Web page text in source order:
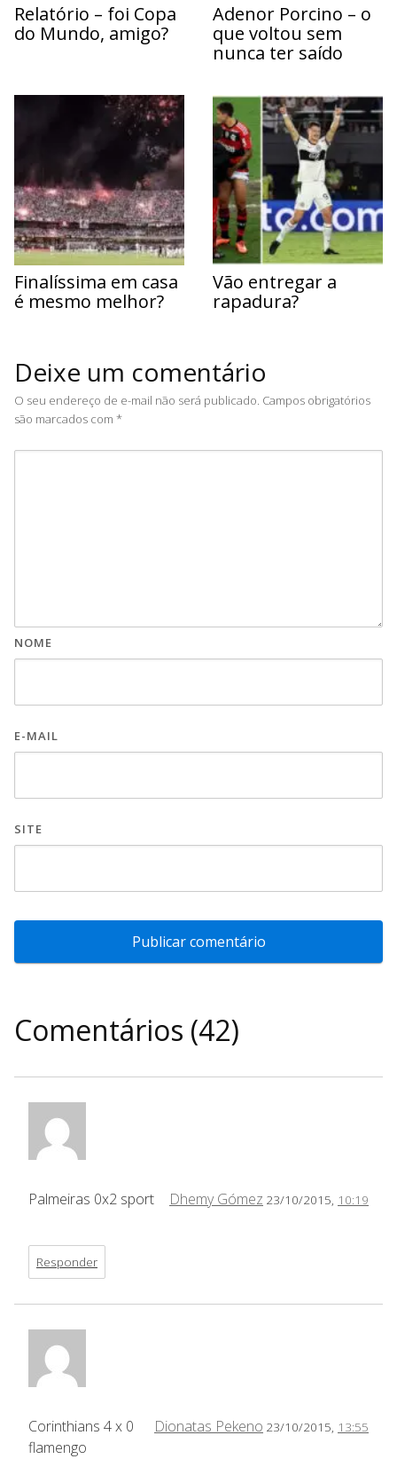
Relatório – foi Copa
do Mundo, amigo?
Adenor Porcino – o
que voltou sem
nunca ter saído
Finalíssima em casa
é mesmo melhor?
Vão entregar a
rapadura?
Deixe um comentário
O seu endereço de e-mail não será publicado. Campos obrigatórios
são marcados com *
NOME
E-MAIL
SITE
Comentários (42)
Dhemy Gómez 23/10/2015, 10:19
Palmeiras 0x2 sport
Responder
Dionatas Pekeno 23/10/2015, 13:55
Corinthians 4 x 0
flamengo